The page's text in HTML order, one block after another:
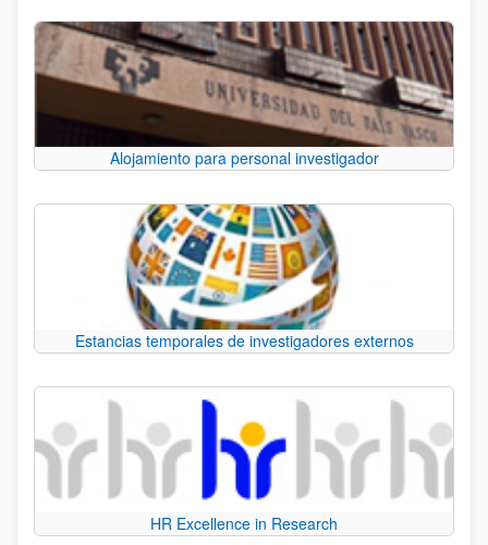
Alojamiento para personal investigador
Estancias temporales de investigadores externos
HR Excellence in Research